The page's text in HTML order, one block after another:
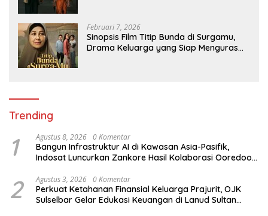
Februari 7, 2026
Sinopsis Film Titip Bunda di Surgamu,
Drama Keluarga yang Siap Menguras
Trending
1 Agustus 8, 2026 0 Komentar
Bangun Infrastruktur AI di Kawasan Asia-Pasifik,
Indosat Luncurkan Zankore Hasil Kolaborasi Ooredoo
2 Agustus 3, 2026 0 Komentar
Perkuat Ketahanan Finansial Keluarga Prajurit, OJK
Sulselbar Gelar Edukasi Keuangan di Lanud Sultan